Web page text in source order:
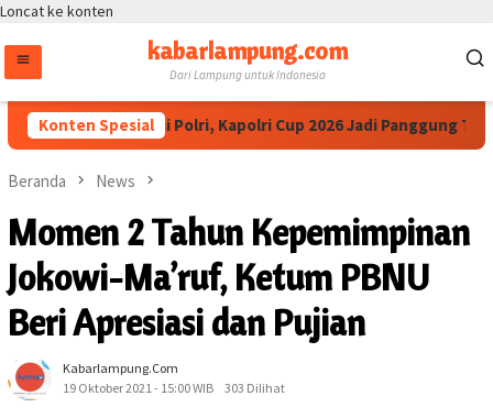
Loncat ke konten
kabarlampung.com
Dari Lampung untuk Indonesia
Konten Spesial
IESPA Apresiasi Polri, Kapolri Cup 2026 Jadi Panggung
Beranda News
Momen 2 Tahun Kepemimpinan
Jokowi-Ma’ruf, Ketum PBNU
Beri Apresiasi dan Pujian
Kabarlampung.com
19 Oktober 2021 - 15:00 WIB
303 Dilihat